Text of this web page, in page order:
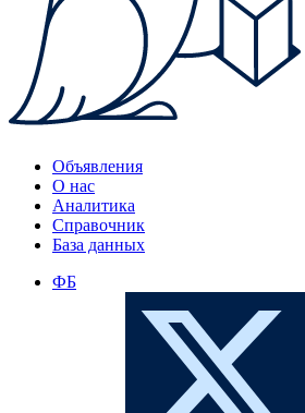
Объявления
О нас
Аналитика
Справочник
База данных
ФБ